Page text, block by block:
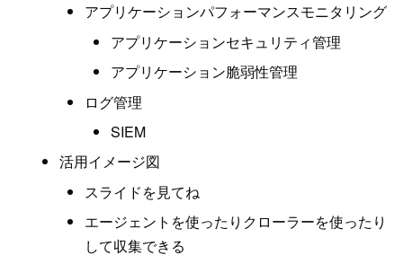
アプリケーションパフォーマンスモニタリング
アプリケーションセキュリティ管理
アプリケーション脆弱性管理
ログ管理
SIEM
活用イメージ図
スライドを見てね
エージェントを使ったりクローラーを使ったり
して収集できる